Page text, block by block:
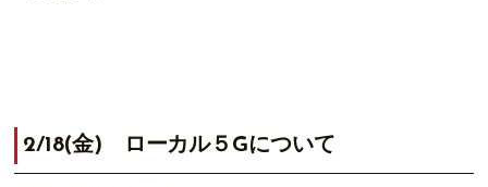
2/18(金) ローカル５Gについて